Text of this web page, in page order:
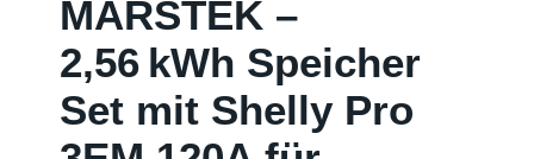
MARSTEK –
2,56 kWh Speicher
Set mit Shelly Pro